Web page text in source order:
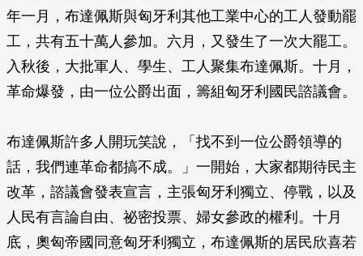
年一月，布達佩斯與匈牙利其他工業中心的工人發動罷
工，共有五十萬人參加。六月，又發生了一次大罷工。
入秋後，大批軍人、學生、工人聚集布達佩斯。十月，
革命爆發，由一位公爵出面，籌組匈牙利國民諮議會。
布達佩斯許多人開玩笑說，「找不到一位公爵領導的
話，我們連革命都搞不成。」一開始，大家都期待民主
改革，諮議會發表宣言，主張匈牙利獨立、停戰，以及
人民有言論自由、祕密投票、婦女參政的權利。十月
底，奧匈帝國同意匈牙利獨立，布達佩斯的居民欣喜若